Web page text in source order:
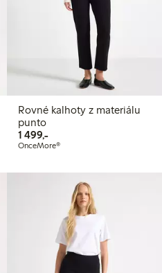
Rovné kalhoty z materiálu
punto
1 499,-1 499,00 Kč
OnceMore®